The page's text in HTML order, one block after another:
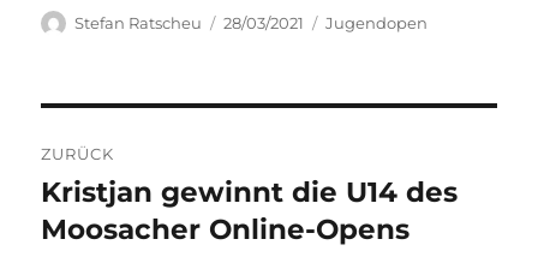
Autor
Stefan Ratscheu
Veröffentlicht
28/03/2021 Kategorien
Jugendopen
ZURÜCK
Vorheriger
Beitrag:
Kristjan gewinnt die U14 des
Moosacher Online-Opens